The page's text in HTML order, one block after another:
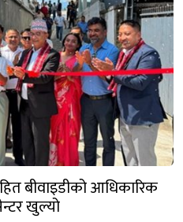
बीवाइडीको आधिकारिक
खुल्यो